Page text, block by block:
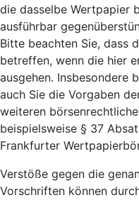
die dasselbe Wertpapier
ausführbar
Bitte beachten Sie, dass
betreffen, wenn die hier
ausgehen. Insbesondere
auch Sie die Vorgaben
weiteren
beispielsweise § 37
Frankfurter
Verstöße gegen die
Vorschriften können